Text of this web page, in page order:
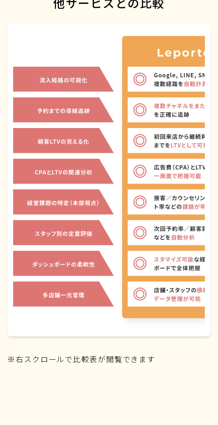
※右スクロールで比較表が閲覧できます